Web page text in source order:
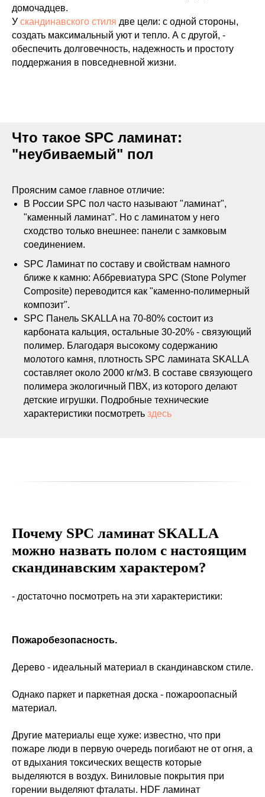
домочадцев.
У скандинавского стиля две цели: с одной стороны,
создать максимальный уют и тепло. А с другой, -
обеспечить долговечность, надежность и простоту
поддержания в повседневной жизни.
Что такое SPC ламинат:
"неубиваемый" пол
Проясним самое главное отличие:
В России SPC пол часто называют "ламинат",
"каменный ламинат". Но с ламинатом у него
сходство только внешнее: панели с замковым
соединением.
SPC Ламинат по составу и свойствам намного
ближе к камню: Аббревиатура SPC (Stone Polymer
Composite) переводится как "каменно-полимерный
композит".
SPC Панель SKALLA на 70-80% состоит из
карбоната кальция, остальные 30-20% - связующий
полимер. Благодаря высокому содержанию
молотого камня, плотность SPC ламината SKALLA
составляет около 2000 кг/м3. В составе связующего
полимера экологичный ПВХ, из которого делают
детские игрушки. Подробные технические
характеристики посмотреть здесь
Почему SPC ламинат SKALLA
можно назвать полом с настоящим
скандинавским характером?
- достаточно посмотреть на эти характеристики:
Пожаробезопасность.
Дерево - идеальный материал в скандинавском стиле.
Однако паркет и паркетная доска - пожароопасный
материал.
Другие материалы еще хуже: известно, что при
пожаре люди в первую очередь погибают не от огня, а
от вдыхания токсических веществ которые
выделяются в воздух. Виниловые покрытия при
горении выделяют фталаты. HDF ламинат